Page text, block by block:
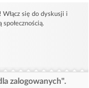
się do dyskusji i
zalogowanych".